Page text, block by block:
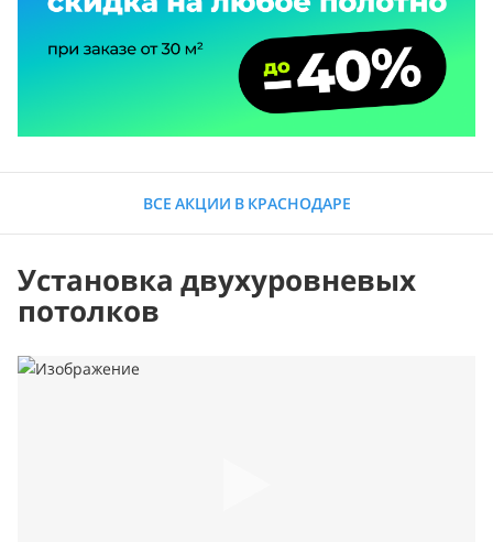
ВСЕ АКЦИИ В КРАСНОДАРЕ
Установка двухуровневых
потолков